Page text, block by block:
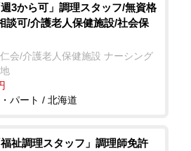
週3から可」調理スタッフ/無資格
談可/介護老人保健施設/社会保
会/介護老人保健施設 ナーシング
パート / 北海道
福祉調理スタッフ」調理師免許